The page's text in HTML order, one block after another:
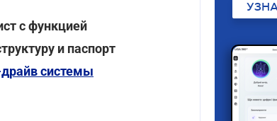
с функцией
и паспорт
системы